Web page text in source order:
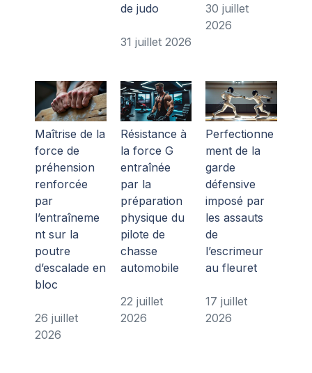
de judo
31 juillet 2026
30 juillet
2026
Maîtrise de la
force de
préhension
renforcée
par
l’entraîneme
nt sur la
poutre
d’escalade en
bloc
26 juillet
2026
Résistance à
la force G
entraînée
par la
préparation
physique du
pilote de
chasse
automobile
22 juillet
2026
Perfectionne
ment de la
garde
défensive
imposé par
les assauts
de
l’escrimeur
au fleuret
17 juillet
2026